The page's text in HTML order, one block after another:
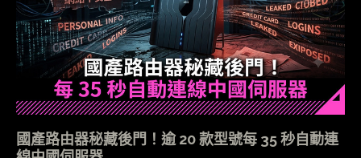
國產路由器秘藏後門！逾 20 款型號每 35 秒自動連